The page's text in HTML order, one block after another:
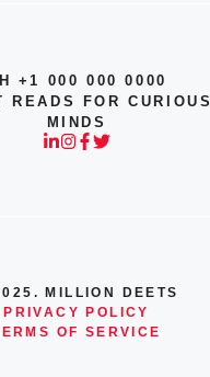
+1 000 000 0000
READS FOR CURIOUS
MINDS
MILLION DEETS
PRIVACY POLICY
OF SERVICE